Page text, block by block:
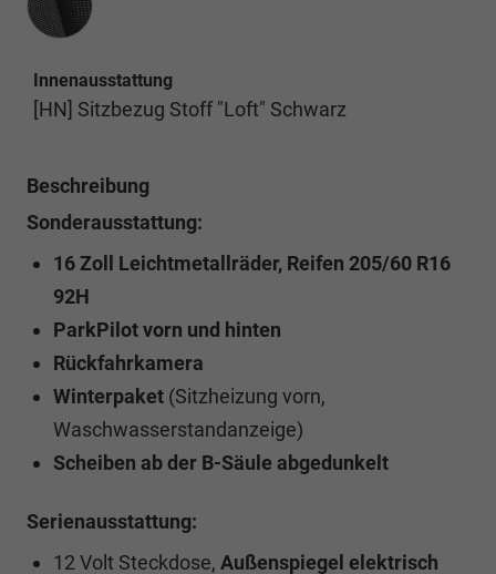
Innenausstattung
[HN] Sitzbezug Stoff "Loft" Schwarz
Beschreibung
Sonderausstattung:
16 Zoll Leichtmetallräder, Reifen 205/60 R16
92H
ParkPilot vorn und hinten
Rückfahrkamera
Winterpaket (Sitzheizung vorn,
Waschwasserstandanzeige)
Scheiben ab der B-Säule abgedunkelt
Serienausstattung:
12 Volt Steckdose, Außenspiegel elektrisch